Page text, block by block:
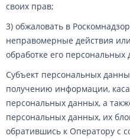
своих прав;
3) обжаловать в
неправомерные действия
обработке его персональных
Субъект персональных
получению информации,
персональных данных, а
персональных данных, их
обратившись к Оператору с